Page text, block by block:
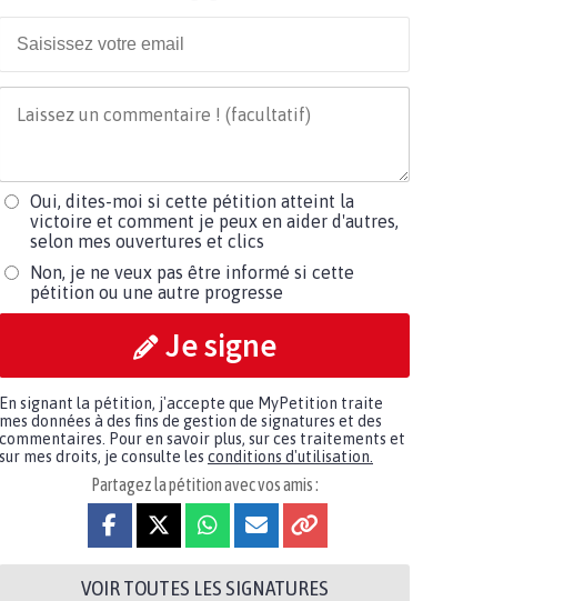
Oui, dites-moi si cette pétition atteint la
victoire et comment je peux en aider d'autres,
selon mes ouvertures et clics
Non, je ne veux pas être informé si cette
pétition ou une autre progresse
Je signe
En signant la pétition, j'accepte que MyPetition traite
mes données à des fins de gestion de signatures et des
commentaires. Pour en savoir plus, sur ces traitements et
sur mes droits, je consulte les conditions d'utilisation.
Partagez la pétition avec vos amis :
VOIR TOUTES LES SIGNATURES